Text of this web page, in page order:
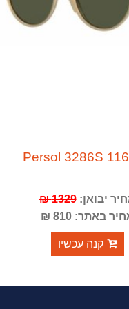
Persol 3286S
יבואן:1329 ₪
באתר: 810 ₪
קנה עכשיו